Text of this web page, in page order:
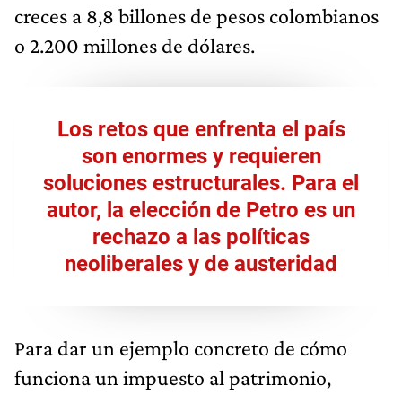
creces a 8,8 billones de pesos colombianos
o 2.200 millones de dólares.
Los retos que enfrenta el país
son enormes y requieren
soluciones estructurales. Para el
autor, la elección de Petro es un
rechazo a las políticas
neoliberales y de austeridad
Para dar un ejemplo concreto de cómo
funciona un impuesto al patrimonio,